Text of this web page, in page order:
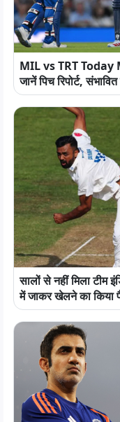
MIL vs TRT
जानें पिच रिपोर्ट,
सालों से नहीं मिला टीम
में जाकर खेलने का किया